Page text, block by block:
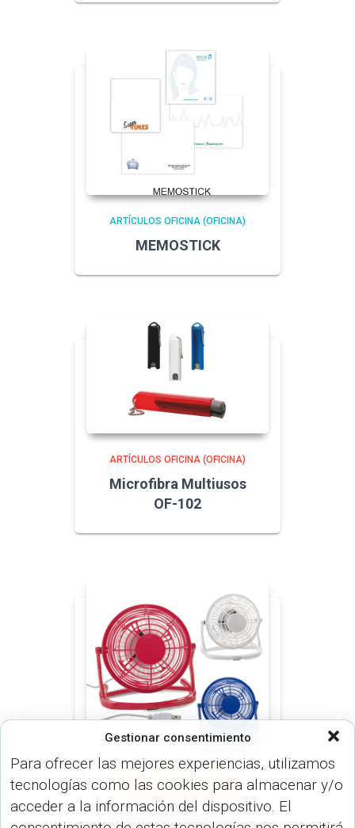
Gestionar consentimiento
Para ofrecer las mejores experiencias, utilizamos
tecnologías como las cookies para almacenar y/o
acceder a la información del dispositivo. El
ARTÍCULOS OFICINA (OFICINA)
MEMOSTICK
ARTÍCULOS OFICINA (OFICINA)
Microfibra Multiusos
OF-102
ARTÍCULOS OFICINA (OFICINA)
VARIOS (USO PERSONAL)
Mini Ventilador USB de